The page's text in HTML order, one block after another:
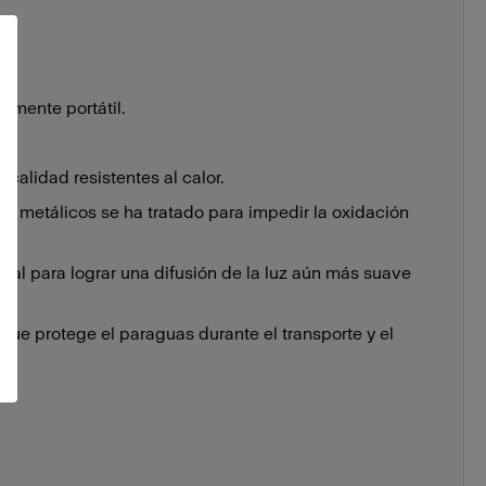
portátil.
calidad resistentes al calor.
metálicos se ha tratado para impedir la oxidación
para lograr una difusión de la luz aún más suave
protege el paraguas durante el transporte y el